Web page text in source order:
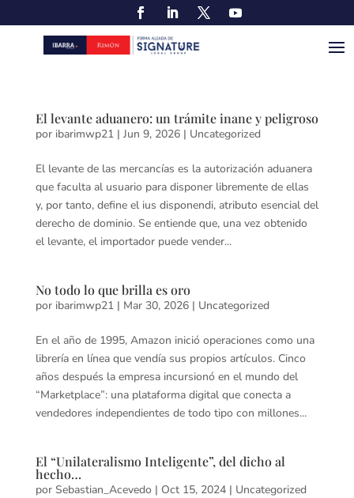
El levante aduanero: un trámite inane y peligroso
por ibarimwp21| Jun 9, 2026| Uncategorized
El levante de las mercancías es la autorización aduanera
que faculta al usuario para disponer libremente de ellas
y, por tanto, define el ius disponendi, atributo esencial del
derecho de dominio. Se entiende que, una vez obtenido
el levante, el importador puede vender...
No todo lo que brilla es oro
por ibarimwp21| Mar 30, 2026| Uncategorized
En el año de 1995, Amazon inició operaciones como una
librería en línea que vendía sus propios artículos. Cinco
años después la empresa incursionó en el mundo del
“Marketplace”: una plataforma digital que conecta a
vendedores independientes de todo tipo con millones...
El “Unilateralismo Inteligente”, del dicho al
hecho…
por Sebastian_Acevedo| Oct 15, 2024| Uncategorized